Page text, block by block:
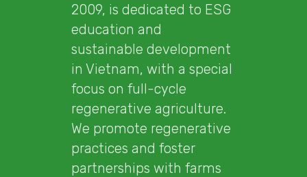
2009, is dedicated to ESG
education and
sustainable development
in Vietnam, with a special
focus on full-cycle
regenerative agriculture.
We promote regenerative
practices and foster
partnerships with farms